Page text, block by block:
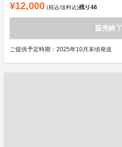
¥12,000 (税込/送料込)残り46
販売終了
ご提供予定時期：2025年10月末頃発送